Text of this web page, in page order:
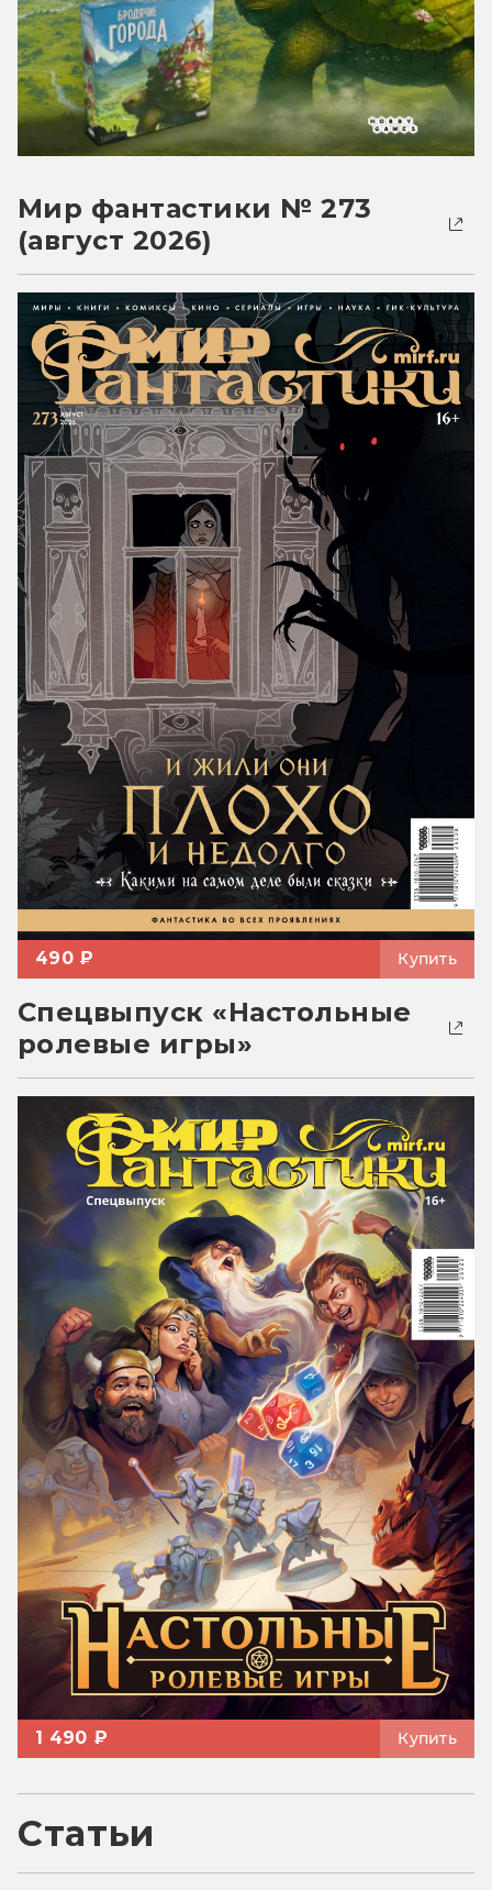
Мир фантастики № 273
(август 2026)
490 ₽ Купить
Спецвыпуск «Настольные
ролевые игры»
1 490 ₽ Купить
Статьи